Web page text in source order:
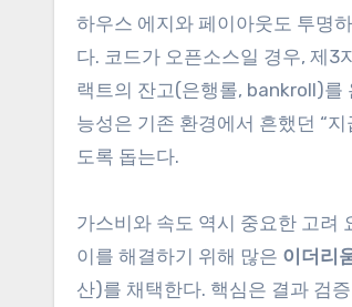
하우스 에지와 페이아웃도 투명
다. 코드가 오픈소스일 경우, 제3
랙트의 잔고(은행롤, bankroll)를
능성은 기존 환경에서 흔했던 “
도록 돕는다.
가스비와 속도 역시 중요한 고려
이를 해결하기 위해 많은 이더리
산)를 채택한다. 핵심은 결과 검